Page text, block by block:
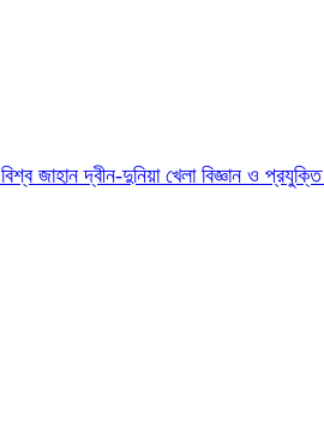
বিশ্ব জাহানদ্বীন-দুনিয়া খেলা বিজ্ঞান ও প্রযুক্তি